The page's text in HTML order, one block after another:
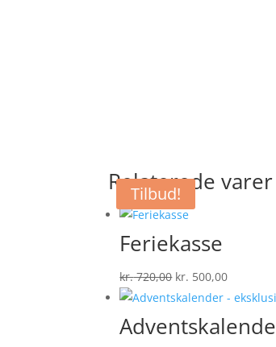
Relaterede varer
Tilbud!
Feriekasse
kr.720,00 Den
oprindelige
pris
var:
kr. 500,00Den
aktuelle
er: